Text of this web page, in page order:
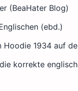
(BeaHater Blog)
(ebd.)
Hoodie 1934 auf
korrekte